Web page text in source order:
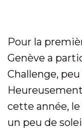
Pour la
Genève a
Challenge,
cette année,
un peu de